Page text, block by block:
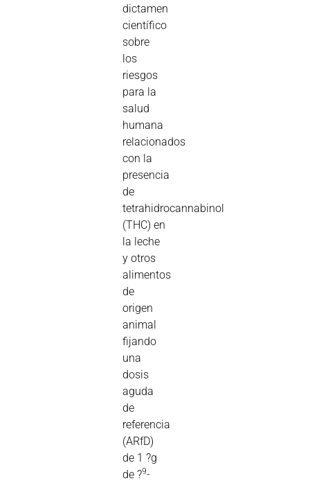
dictamen
científico
sobre
los
riesgos
para la
salud
humana
relacionados
con la
presencia
de
tetrahidrocannabinol
(THC) en
la leche
y otros
alimentos
de
origen
animal
fijando
una
dosis
aguda
de
referencia
(ARfD)
de 1 ?g
de ?9-